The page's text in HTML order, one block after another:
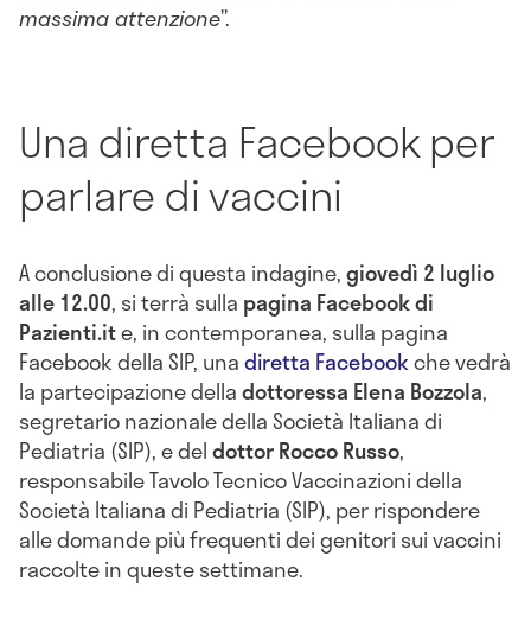
massima attenzione”.
Una diretta Facebook per
parlare di vaccini
A conclusione di questa indagine,giovedì 2 luglio
alle 12.00, si terrà sulla pagina Facebook di
Pazienti.ite, in contemporanea, sulla pagina
Facebook della SIP, unadiretta Facebookche vedrà
la partecipazione delladottoressa Elena Bozzola,
segretario nazionale della Società Italiana di
Pediatria (SIP), e deldottor Rocco Russo,
responsabile Tavolo Tecnico Vaccinazioni della
Società Italiana di Pediatria (SIP), per rispondere
alle domande più frequenti dei genitori sui vaccini
raccolte in queste settimane.